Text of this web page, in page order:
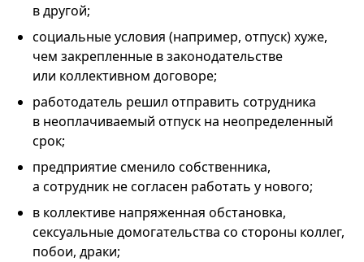
в другой;
социальные условия (например, отпуск) хуже,
чем закрепленные в законодательстве
или коллективном договоре;
работодатель решил отправить сотрудника
в неоплачиваемый отпуск на неопределенный
срок;
предприятие сменило собственника,
а сотрудник не согласен работать у нового;
в коллективе напряженная обстановка,
сексуальные домогательства со стороны коллег,
побои, драки;